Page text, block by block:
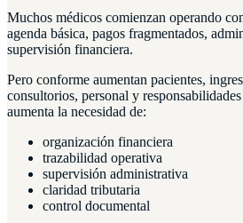
Muchos médicos comienzan operando
agenda básica, pagos fragmentados,
supervisión financiera.
Pero conforme aumentan pacientes,
consultorios, personal y
aumenta la necesidad de:
organización financiera
trazabilidad operativa
supervisión administrativa
claridad tributaria
control documental